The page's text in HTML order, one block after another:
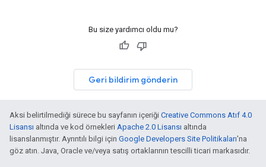
Bu size yardımcı oldu mu?
Geri bildirim gönderin
Aksi belirtilmediği sürece bu sayfanın içeriği Creative Commons Atıf 4.0
Lisansı altında ve kod örnekleri Apache 2.0 Lisansı altında
lisanslanmıştır. Ayrıntılı bilgi için Google Developers Site Politikaları'na
göz atın. Java, Oracle ve/veya satış ortaklarının tescilli ticari markasıdır.